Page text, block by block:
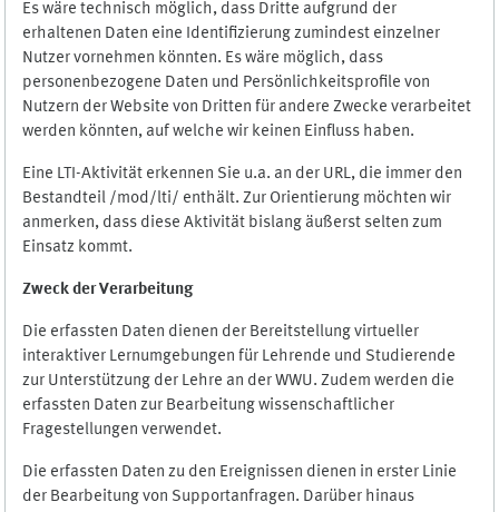
Es wäre technisch möglich, dass Dritte aufgrund der
erhaltenen Daten eine Identifizierung zumindest einzelner
Nutzer vornehmen könnten. Es wäre möglich, dass
personenbezogene Daten und Persönlichkeitsprofile von
Nutzern der Website von Dritten für andere Zwecke verarbeitet
werden könnten, auf welche wir keinen Einfluss haben.
Eine LTI-Aktivität erkennen Sie u.a. an der URL, die immer den
Bestandteil /mod/lti/ enthält. Zur Orientierung möchten wir
anmerken, dass diese Aktivität bislang äußerst selten zum
Einsatz kommt.
Zweck der Verarbeitung
Die erfassten Daten dienen der Bereitstellung virtueller
interaktiver Lernumgebungen für Lehrende und Studierende
zur Unterstützung der Lehre an der WWU. Zudem werden die
erfassten Daten zur Bearbeitung wissenschaftlicher
Fragestellungen verwendet.
Die erfassten Daten zu den Ereignissen dienen in erster Linie
der Bearbeitung von Supportanfragen. Darüber hinaus